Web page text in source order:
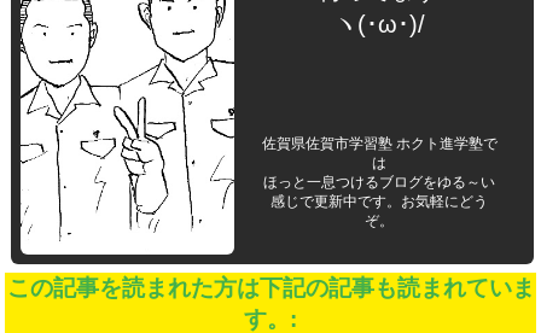
ヽ(･ω･)/
佐賀県佐賀市学習塾 ホクト進学塾で
は
ほっと一息つけるブログをゆる～い
感じで更新中です。お気軽にどう
ぞ。
この記事を読まれた方は下記の記事も読まれていま
す。: